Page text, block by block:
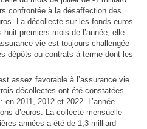
confrontée à la désaffection des
La décollecte sur les fonds euros
premiers mois de l’année, elle
vie est toujours challengée
dépôts ou contrats à terme dont les
assez favorable à l’assurance vie.
décollectes ont été constatées
2011, 2012 et 2022. L’année
d’euros. La collecte mensuelle
années a été de 1,3 milliard